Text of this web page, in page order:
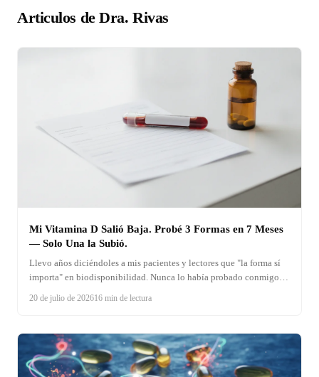
Articulos de Dra. Rivas
Mi Vitamina D Salió Baja. Probé 3 Formas en 7 Meses
— Solo Una la Subió.
Llevo años diciéndoles a mis pacientes y lectores que "la forma sí
importa" en biodisponibilidad. Nunca lo había probado conmigo
D baja. Siete meses, tres formas, y análisis de sangre real al cierre de
incómodo.
20 de julio de 202616 min de lectura